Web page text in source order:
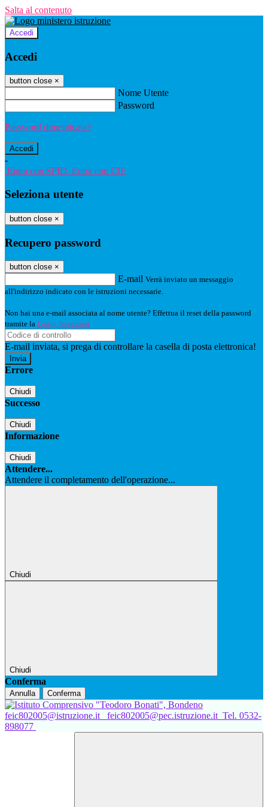
Salta al contenuto
Accedi
Accedi
button close ×
Nome Utente
Password
Password dimenticata?
-
Entra con SPID Entra con CIE
Seleziona utente
button close ×
Recupero password
button close ×
E-mail Verrà inviato un messaggio
all'indirizzo indicato con le istruzioni necessarie.
Non hai una e-mail associata al nome utente? Effettua il reset della password
tramite la Login Spaggiari
E-mail inviata, si prega di controllare la casella di posta elettronica!
Errore
Chiudi
Successo
Chiudi
Informazione
Chiudi
Attendere...
Attendere il completamento dell'operazione...
Chiudi
Chiudi
Conferma
Annulla Conferma
feic802005@istruzione.it feic802005@pec.istruzione.it Tel. 0532-
898077